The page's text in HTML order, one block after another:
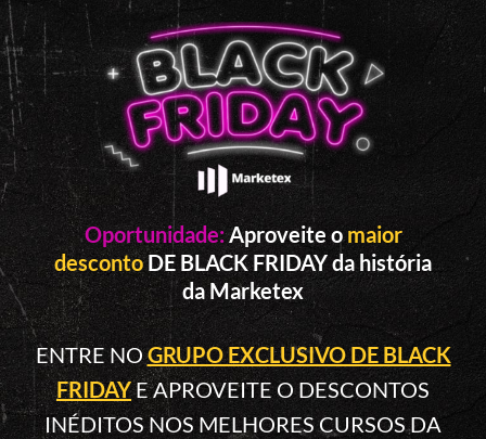
Oportunidade:Aproveite omaior
descontoDE BLACK FRIDAY da história
da Marketex
ENTRE NOGRUPO EXCLUSIVO DE BLACK
FRIDAYE APROVEITE O DESCONTOS
INÉDITOS NOS MELHORES CURSOS DA